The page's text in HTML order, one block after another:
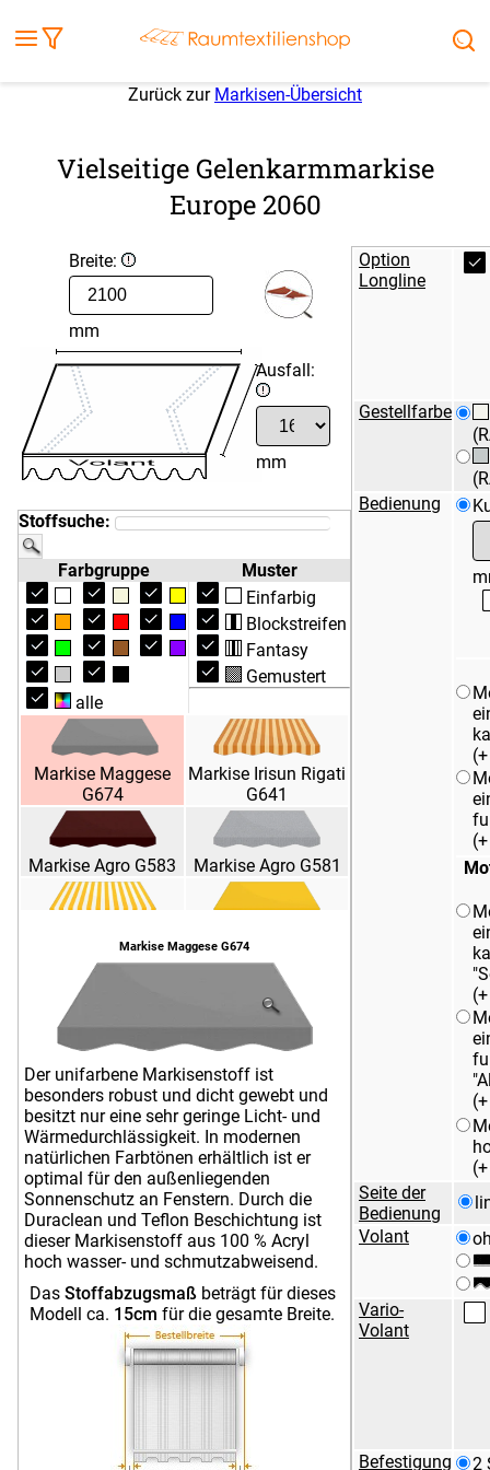
Außenrollo
Stoffe
TERRASSE, GARTEN & CO.
Markise Sonnensegel
Zurück zur Markisen-Übersicht
Vielseitige Gelenkarmmarkise
Europe 2060
Breite:
mm
Ausfall:
mm
Stoffsuche:
Farbgruppe
alle
Muster
Einfarbig
Blockstreifen
Fantasy
Gemustert
Markise Maggese
G674
Markise Irisun Rigati
G641
Markise Agro G583 Markise Agro G581
Markise Irisun Rigati
G015
G013
Markise Irisun Uniti
G421
Markise Irisun Rigati
G359
Markise Irisun Uniti
G354
Markise Irisun Uniti
R572
Markise Irisun Uniti
R560
Markise Irisun
Fantasie Grigi R539
Markise Irisun
Fantasie Gialli R534
Markise Irisun
Fantasie Verdi G270
Markise Maggese G674
Der unifarbene Markisenstoff ist
besonders robust und dicht gewebt und
besitzt nur eine sehr geringe Licht- und
Wärmedurchlässigkeit. In modernen
natürlichen Farbtönen erhältlich ist er
optimal für den außenliegenden
Sonnenschutz an Fenstern. Durch die
Duraclean und Teflon Beschichtung ist
dieser Markisenstoff aus 100 % Acryl
hoch wasser- und schmutzabweisend.
Das Stoffabzugsmaß beträgt für dieses
Modell ca. 15cm für die gesamte Breite.
Option
Longline
Gestellfarbe
Bedienung
Seite der
Bedienung
Volant
Vario-
Volant
Befestigung 2